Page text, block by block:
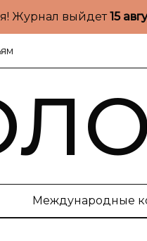
Журнал выйдет15
Международные